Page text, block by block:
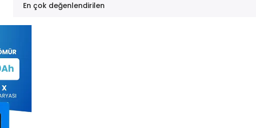
En çok değenlendirilen